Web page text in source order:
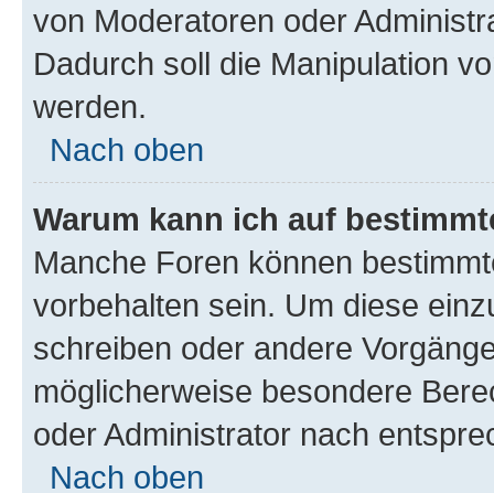
von Moderatoren oder
Dadurch soll die Manipulation
werden.
Nach oben
Warum kann ich auf
Manche Foren können
vorbehalten sein. Um diese
schreiben oder andere
möglicherweise besondere
oder Administrator nach
Nach oben